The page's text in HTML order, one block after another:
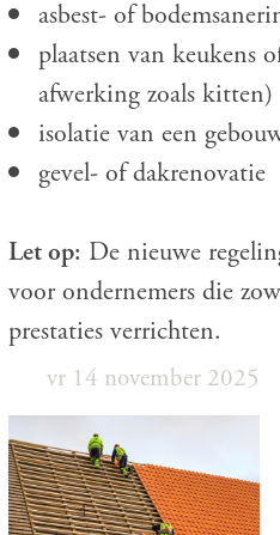
asbest- of
plaatsen van keukens
afwerking zoals kitten)
isolatie van een
gevel- of dakrenovatie
Let op: De nieuwe
voor ondernemers die
prestaties verrichten.
vr 14 november 2025